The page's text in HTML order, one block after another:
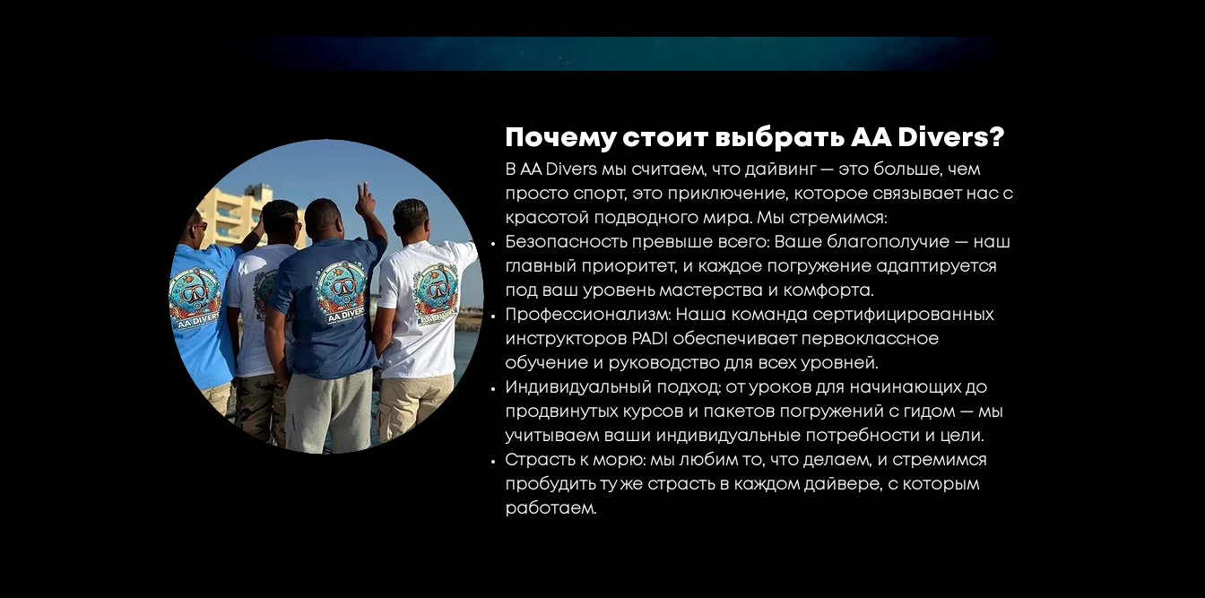
Почему стоит выбрать AA Divers?
В AA Divers мы считаем, что дайвинг — это больше, чем
просто спорт, это приключение, которое связывает нас с
красотой подводного мира. Мы стремимся:
Безопасность превыше всего: Ваше благополучие — наш
главный приоритет, и каждое погружение адаптируется
под ваш уровень мастерства и комфорта.
Профессионализм: Наша команда сертифицированных
инструкторов PADI обеспечивает первоклассное
обучение и руководство для всех уровней.
Индивидуальный подход: от уроков для начинающих до
продвинутых курсов и пакетов погружений с гидом — мы
учитываем ваши индивидуальные потребности и цели.
Страсть к морю: мы любим то, что делаем, и стремимся
пробудить ту же страсть в каждом дайвере, с которым
работаем.